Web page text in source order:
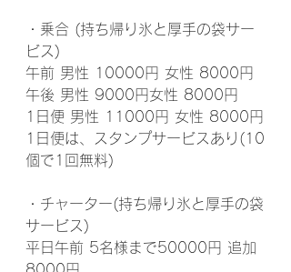
・乗合 (持ち帰り氷と厚手の袋サー
ビス)
午前 男性 10000円 女性 8000円
午後 男性 9000円女性 8000円
1日便 男性 11000円 女性 8000円
1日便は、スタンプサービスあり(10
個で1回無料)
・チャーター(持ち帰り氷と厚手の袋
サービス)
平日午前 5名様まで50000円 追加